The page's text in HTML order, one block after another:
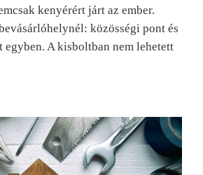
kenyérért járt az ember.
közösségi pont és
A kisboltban nem lehetett